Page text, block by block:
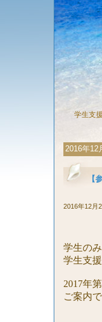
学生支
2016年12
【
2016年12月
学生の
学生支
2017年第
ご案内で